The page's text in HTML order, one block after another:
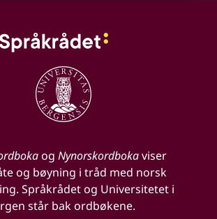
og Nynorskordbokaviser
og bøyning i tråd med norsk
Språkrådet og Universitetet i
står bak ordbøkene.